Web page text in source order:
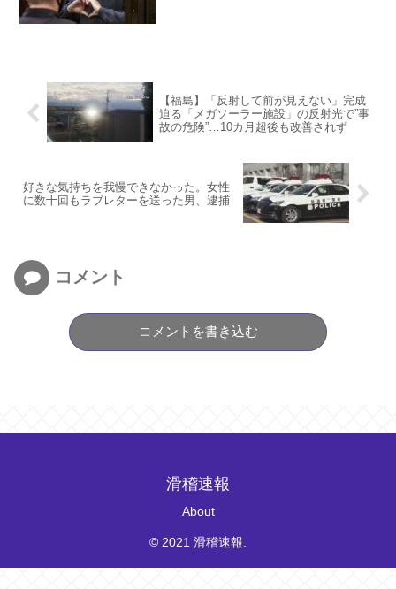
【福島】「反射して前が見えない」完成
迫る「メガソーラー施設」の反射光で”事
故の危険”…10カ月超後も改善されず
好きな気持ちを我慢できなかった。女性
に数十回もラブレターを送った男、逮捕
コメント
コメントを書き込む
滑稽速報
About
© 2021 滑稽速報.